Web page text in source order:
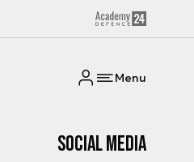
Menu
Social media